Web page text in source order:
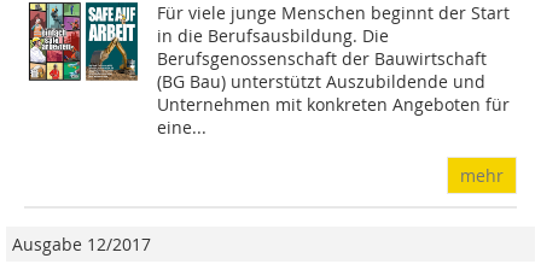
Für viele junge Menschen beginnt der Start
in die Berufsausbildung. Die
Berufsgenossenschaft der Bauwirtschaft
(BG Bau) unterstützt Auszubildende und
Unternehmen mit konkreten Angeboten für
eine...
mehr
Ausgabe 12/2017